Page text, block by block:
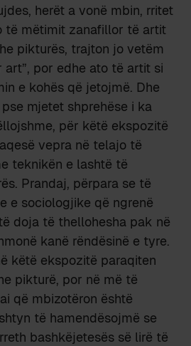
herët a vonë mbin, rritet
të mëtimit zanafillor të artit
pikturës, trajton jo vetëm
por edhe ato të artit si
e kohës që jetojmë. Dhe
mjetet shprehëse i ka
për këtë ekspozitë
vepra në telajo të
teknikën e lashtë të
Prandaj, përpara se të
e sociologjike që ngrenë
doja të thellohesha pak në
kanë rëndësinë e tyre.
këtë ekspozitë paraqiten
pikturë, por në më të
që mbizotëron është
të hamendësojmë se
bashkëjetesës së lirë të